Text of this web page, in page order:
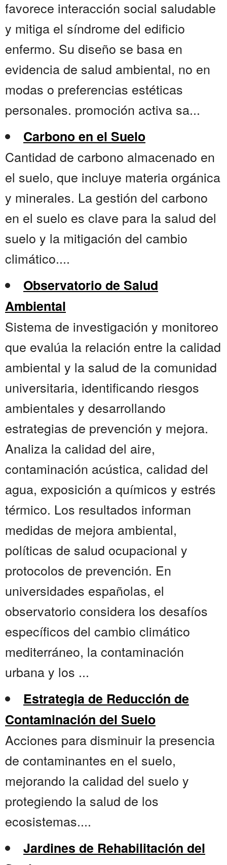
favorece interacción social saludable
y mitiga el síndrome del edificio
enfermo. Su diseño se basa en
evidencia de salud ambiental, no en
modas o preferencias estéticas
personales. promoción activa sa...
Carbono en el Suelo
Cantidad de carbono almacenado en
el suelo, que incluye materia orgánica
y minerales. La gestión del carbono
en el suelo es clave para la salud del
suelo y la mitigación del cambio
climático....
Observatorio de Salud
Ambiental
Sistema de investigación y monitoreo
que evalúa la relación entre la calidad
ambiental y la salud de la comunidad
universitaria, identificando riesgos
ambientales y desarrollando
estrategias de prevención y mejora.
Analiza la calidad del aire,
contaminación acústica, calidad del
agua, exposición a químicos y estrés
térmico. Los resultados informan
medidas de mejora ambiental,
políticas de salud ocupacional y
protocolos de prevención. En
universidades españolas, el
observatorio considera los desafíos
específicos del cambio climático
mediterráneo, la contaminación
urbana y los ...
Estrategia de Reducción de
Contaminación del Suelo
Acciones para disminuir la presencia
de contaminantes en el suelo,
mejorando la calidad del suelo y
protegiendo la salud de los
ecosistemas....
Jardines de Rehabilitación del